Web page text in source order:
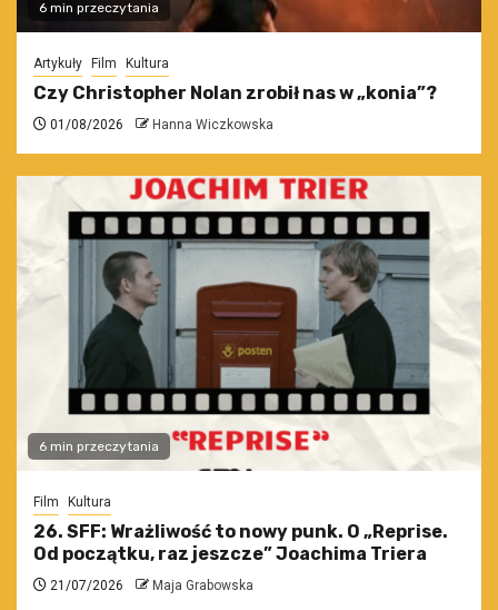
6 min przeczytania
Artykuły Film Kultura
Czy Christopher Nolan zrobił nas w „konia”?
01/08/2026 Hanna Wiczkowska
6 min przeczytania
Film Kultura
26. SFF: Wrażliwość to nowy punk. O „Reprise.
Od początku, raz jeszcze” Joachima Triera
21/07/2026 Maja Grabowska